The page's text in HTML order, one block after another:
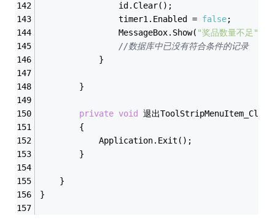
                id.Clear();
                timer1.Enabled =
false;
                MessageBox.Show(
"奖品数量不足"
//数据库中已没有符合条件的记录
            }
        }
private void
退出
        {
            Application.Exit();
        }
    }
}